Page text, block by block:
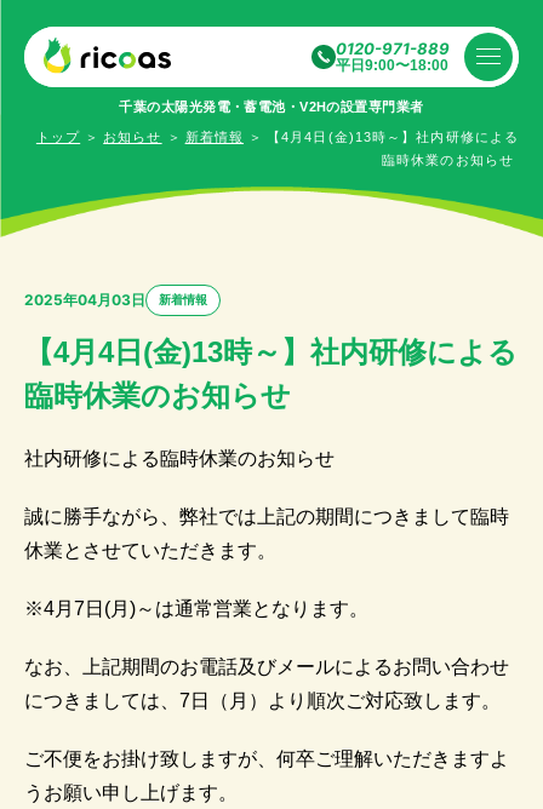
0120-971-889
平日9:00〜18:00
千葉の太陽光発電・蓄電池・V2Hの設置専⾨業者
トップ ＞ お知らせ ＞ 新着情報 ＞
【4月4日(金)13時～】社内研修による
臨時休業のお知らせ
2025年04月03日 新着情報
【4月4日(金)13時～】社内研修による
臨時休業のお知らせ
社内研修による臨時休業のお知らせ
誠に勝手ながら、弊社では上記の期間につきまして臨時
休業とさせていただきます。
※4月7日(月)～は通常営業となります。
なお、上記期間のお電話及びメールによるお問い合わせ
につきましては、7日（月）より順次ご対応致します。
ご不便をお掛け致しますが、何卒ご理解いただきますよ
うお願い申し上げます。